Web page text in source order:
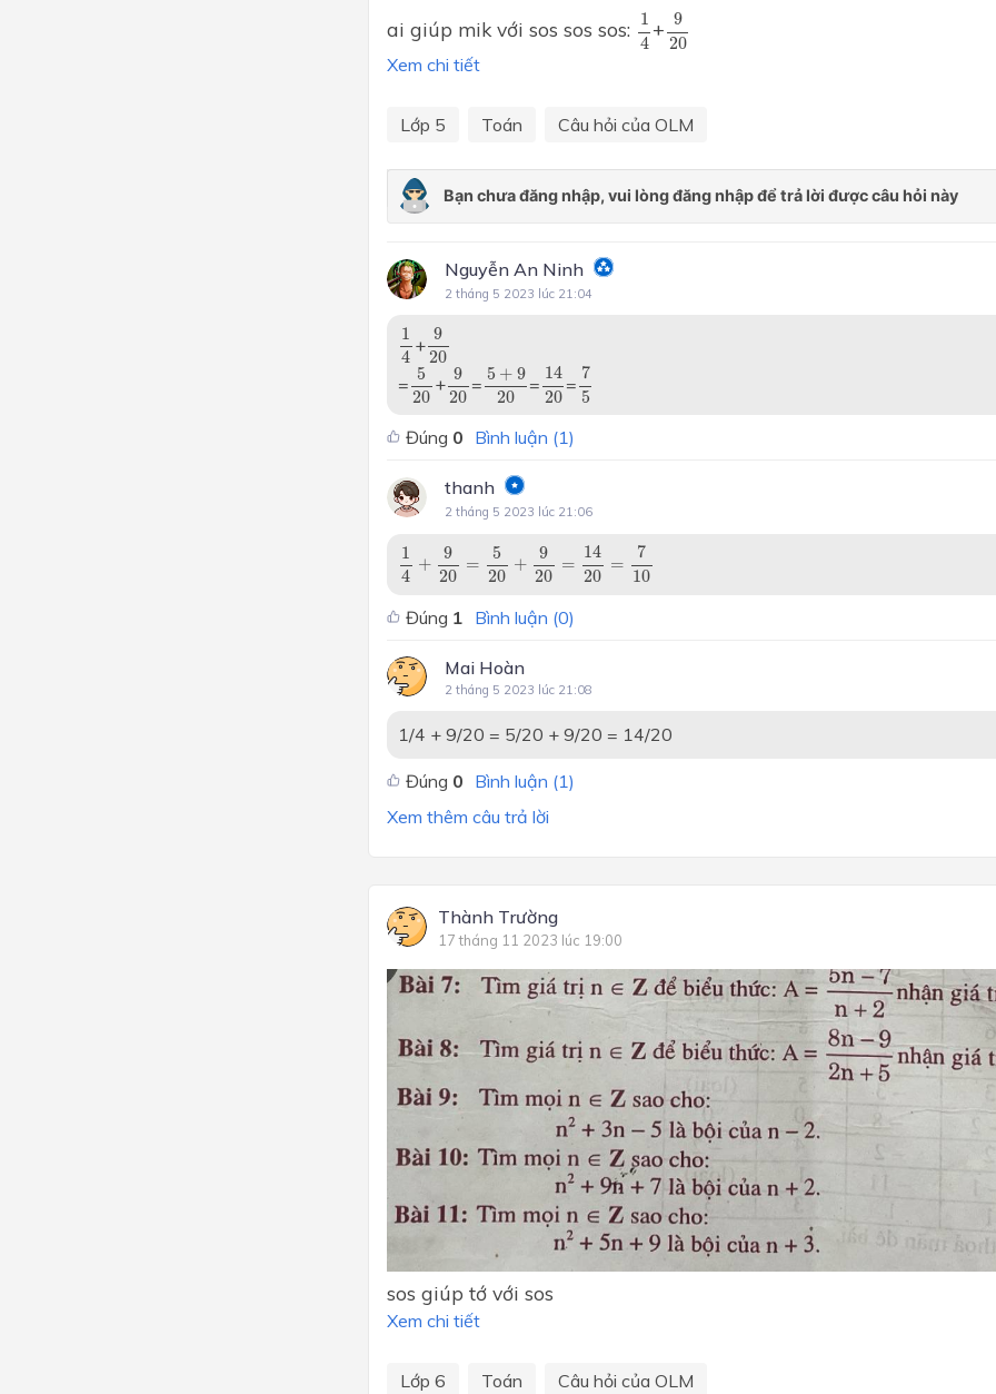
ai giúp mik với sos sos sos: 1
4
1
+ 9
20
920
Xem chi tiết
Lớp 5 Toán Câu hỏi của OLM
Nguyễn An Ninh
2 tháng 5 2023 lúc 21:04
1
4
1
+ 9
20
920
= 5
20
520
+ 9
20
920
= 5 + 9
20
5+ 9 20
= 14
20
14
20
= 7
5
75
Đúng 0 Bình luận (1)
thanh
2 tháng 5 2023 lúc 21:06
1
4
+
9
20
=
5
20
+
9
20
=
14
20
=
7
10
1 20 20 20 1420 10
Đúng 1 Bình luận (0)
Mai Hoàn
2 tháng 5 2023 lúc 21:08
1/4 + 9/20 = 5/20 + 9/20 = 14/20
Đúng 0 Bình luận (1)
Xem thêm câu trả lời
Thành Trường
17 tháng 11 2023 lúc 19:00
sos giúp tớ với sos
Xem chi tiết
Lớp 6 Toán Câu hỏi của OLM